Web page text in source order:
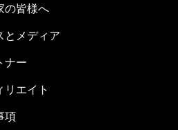
の皆様へ
とメディア
ナー
リエイト
項